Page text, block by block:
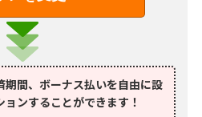
間、ボーナス払いを自由に設
ンすることができます！